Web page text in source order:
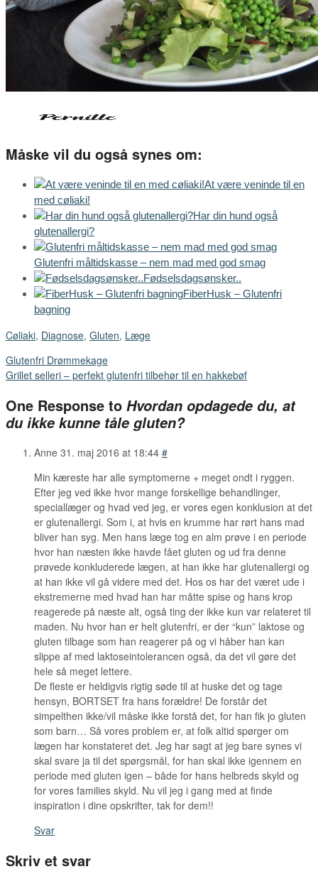
Måske vil du også synes om:
At være veninde til en
med cøliaki!
Har din hund også
glutenallergi?
Glutenfri måltidskasse – nem mad med god smag
Fødselsdagsønsker..
FiberHusk – Glutenfri
bagning
Cøliaki, Diagnose, Gluten, Læge
Glutenfri Drømmekage
Grillet selleri – perfekt glutenfri tilbehør til en hakkebøf
One Response to Hvordan opdagede du, at
du ikke kunne tåle gluten?
Anne 31. maj 2016 at 18:44 #
Min kæreste har alle symptomerne + meget ondt i ryggen.
Efter jeg ved ikke hvor mange forskellige behandlinger,
speciallæger og hvad ved jeg, er vores egen konklusion at det
er glutenallergi. Som i, at hvis en krumme har rørt hans mad
bliver han syg. Men hans læge tog en alm prøve i en periode
hvor han næsten ikke havde fået gluten og ud fra denne
prøvede konkluderede lægen, at han ikke har glutenallergi og
at han ikke vil gå videre med det. Hos os har det været ude i
ekstremerne med hvad han har måtte spise og hans krop
reagerede på næste alt, også ting der ikke kun var relateret til
maden. Nu hvor han er helt glutenfri, er der “kun” laktose og
gluten tilbage som han reagerer på og vi håber han kan
slippe af med laktoseintolerancen også, da det vil gøre det
hele så meget lettere.
De fleste er heldigvis rigtig søde til at huske det og tage
hensyn, BORTSET fra hans forældre! De forstår det
simpelthen ikke/vil måske ikke forstå det, for han fik jo gluten
som barn… Så vores problem er, at folk altid spørger om
lægen har konstateret det. Jeg har sagt at jeg bare synes vi
skal svare ja til det spørgsmål, for han skal ikke igennem en
periode med gluten igen – både for hans helbreds skyld og
for vores families skyld. Nu vil jeg i gang med at finde
inspiration i dine opskrifter, tak for dem!!
Svar
Skriv et svar